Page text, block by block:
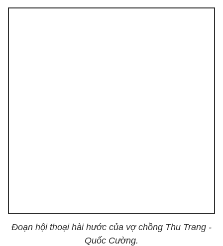
Đoạn hội thoại hài hước của vợ chồng Thu Trang -
Quốc Cường.